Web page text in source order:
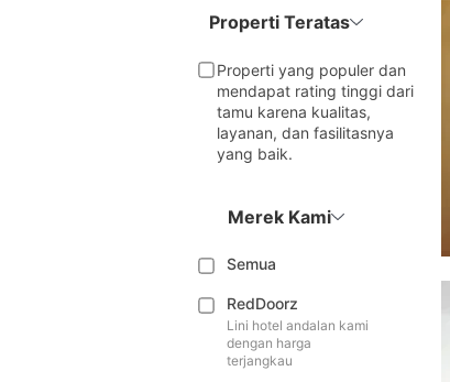
Properti Teratas
Properti yang populer dan
mendapat rating tinggi dari
tamu karena kualitas,
layanan, dan fasilitasnya
yang baik.
Merek Kami
Semua
RedDoorz
Lini hotel andalan kami
dengan harga
terjangkau